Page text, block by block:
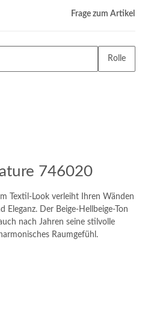
Frage zum Artikel
Rolle
746020
Textil-Look verleiht Ihren Wänden
Der Beige-Hellbeige-Ton
nach Jahren seine stilvolle
Raumgefühl.